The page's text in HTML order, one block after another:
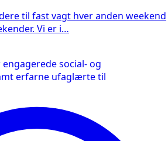
til fast vagt hver anden weekend
Vi er i…